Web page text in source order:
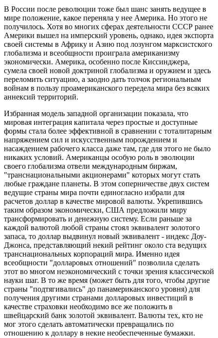
В России после революции тоже был шанс занять ведущее в
мире положение, какое переняла у нее Америка. Но этого не
получилось. Хотя во многих сферах деятельности СССР ранее
Америки вышел на имперский уровень, однако, идея экспорта
своей системы в Африку и Азию под лозунгом марксистского
глобализма и всеобщности проиграла американизму
экономически. Америка, особенно после Киссинджера,
сумела своей новой доктриной глобализма и оружием и здесь
переломить ситуацию, а заодно дать толчок региональным
войнам в пользу проамериканского передела мира без всяких
аннексий территорий.
Избранная модель западной организации показала, что
мировая интеграция капитала через простые и доступные
формы стала более эффективной в сравнении с тоталитарным
напряжением сил и искусственным порождением и
насаждением рабочего класса даже там, где для этого не было
никаких условий. Американцы особую роль в эволюции
своего глобализма отвели международным биржам,
"транснациональными акционерами" которых могут стать
любые граждане планеты. В этом соперничестве двух систем
ведущие страны мира почти единогласно избрали для
расчетов доллар в качестве мировой валюты. Укрепившись
таким образом экономически, США предложили миру
трансформировать и денежную систему. Если раньше за
каждой валютой любой страны стоял эквивалент золотого
запаса, то доллар выдвинул новый эквивалент - индекс Доу-
Джонса, представляющий некий рейтинг около ста ведущих
транснациональных корпораций мира. Именно идея
всеобщности "долларовых отношений" позволила сделать
этот во многом неэкономический с точки зрения классической
науки шаг. В то же время (может быть для того, чтобы другие
страны "подтягивались" до панамериканского уровня) для
получения другими странами долларовых инвестиций в
качестве страховки необходимо все же положить в
швейцарский банк золотой эквивалент. Валюты тех, кто не
мог этого сделать автоматически превращались по
отношению к доллару в некие необеспеченные бумажки.